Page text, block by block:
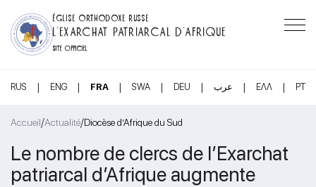
ÉGLISE ORTHODOXE RUSSE
L’EXARCHAT PATRIARCAL D’AFRIQUE
SITE OFFICIEL
RUS | ENG | FRA | SWA | DEU | عرب | ΕΛΛ | PT
Accueil/Actualité/Diocèse d’Afrique du Sud
Le nombre de clercs de l’Exarchat
patriarcal d’Afrique augmente